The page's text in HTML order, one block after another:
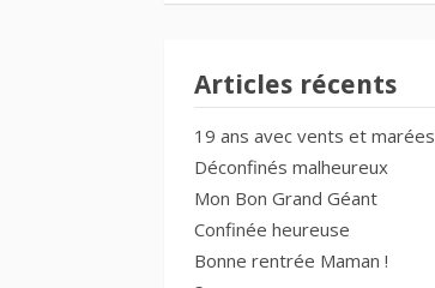
Articles récents
19 ans avec vents et marées
Déconfinés malheureux
Mon Bon Grand Géant
Confinée heureuse
Bonne rentrée Maman !